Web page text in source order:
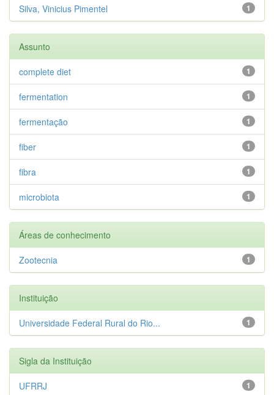
1
Silva, Vinicius Pimentel
Assunto
1
complete diet
1
fermentation
1
fermentação
1
fiber
1
fibra
1
microbiota
Áreas de conhecimento
1
Zootecnia
Instituição
1
Universidade Federal Rural do Rio...
Sigla da Instituição
1
UFRRJ